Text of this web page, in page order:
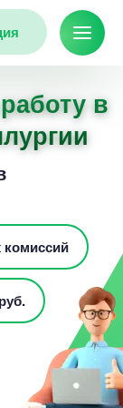
в
комиссий